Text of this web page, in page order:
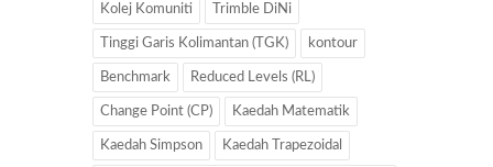
Kolej Komuniti Trimble DiNi
Tinggi Garis Kolimantan (TGK) kontour
Benchmark Reduced Levels (RL)
Change Point (CP) Kaedah Matematik
Kaedah Simpson Kaedah Trapezoidal